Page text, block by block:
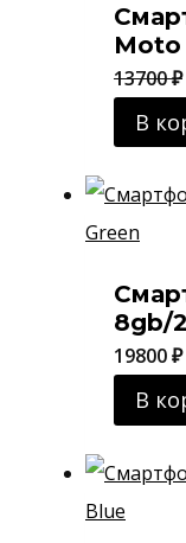
13700₽
В
8gb/
19800₽
В